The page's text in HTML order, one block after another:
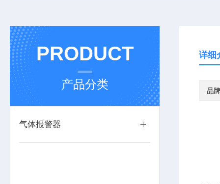
PRODUCT
产品分类
气体报警器
详细
品牌